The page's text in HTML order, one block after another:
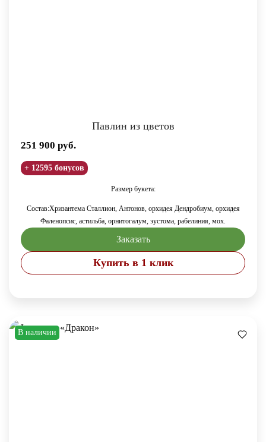
Павлин из цветов
251 900 руб.
+ 12595 бонусов
Размер букета:
Состав:Хризантема Сталлион, Антонов, орхидея Дендробиум, орхидея
Фаленопсис, астильба, орнитогалум, эустома, рабелиния, мох.
Заказать
Купить в 1 клик
В наличии